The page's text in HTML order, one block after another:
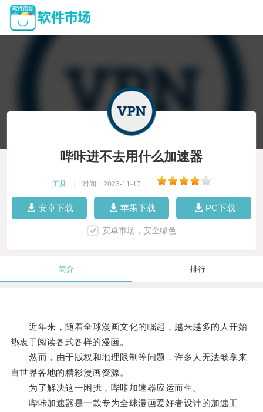
哔咔进不去用什么加速器
工具 时间：2023-11-17
安卓下载 苹果下载 PC下载
安卓市场，安全绿色
简介 排行
近年来，随着全球漫画文化的崛起，越来越多的人开始
热衷于阅读各式各样的漫画。
然而，由于版权和地理限制等问题，许多人无法畅享来
自世界各地的精彩漫画资源。
为了解决这一困扰，哔咔加速器应运而生。
哔咔加速器是一款专为全球漫画爱好者设计的加速工